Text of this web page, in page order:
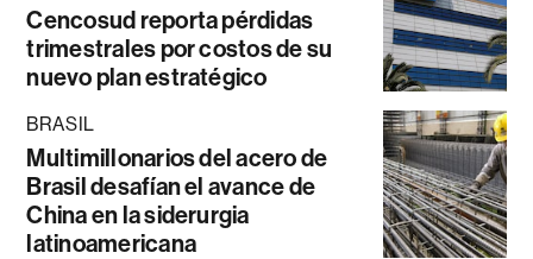
Cencosud reporta pérdidas
trimestrales por costos de su
nuevo plan estratégico
BRASIL
Multimillonarios del acero de
Brasil desafían el avance de
China en la siderurgia
latinoamericana